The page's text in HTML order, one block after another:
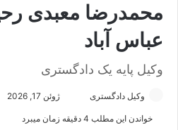
محمدرضا معبدی
عباس آباد
وکیل پایه یک دادگستری
وکیل دادگستری ژوئن 17, 2026
خواندن این مطلب 4 دقیقه زمان میبرد